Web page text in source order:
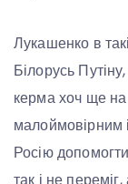
Лукашенко в
Білорусь
керма хоч ще на
Росію
так і не